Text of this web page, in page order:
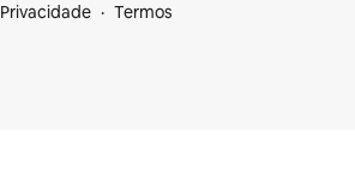
Privacidade
Termos